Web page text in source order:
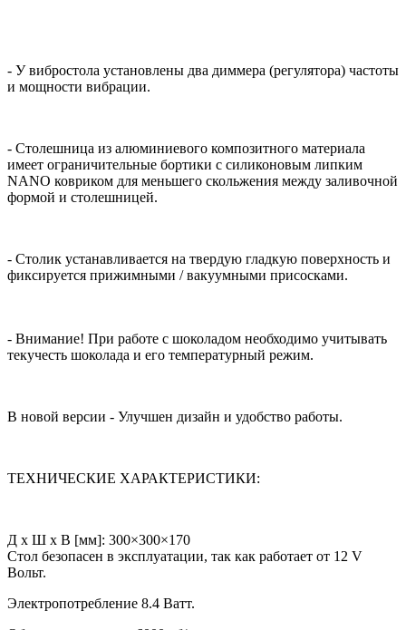
- У вибростола установлены два диммера (регулятора) частоты
и мощности вибрации.
- Столешница из алюминиевого композитного материала
имеет ограничительные бортики с силиконовым липким
NANO ковриком для меньшего скольжения между заливочной
формой и столешницей.
- Столик устанавливается на твердую гладкую поверхность и
фиксируется прижимными / вакуумными присосками.
- Внимание! При работе с шоколадом необходимо учитывать
текучесть шоколада и его температурный режим.
В новой версии - Улучшен дизайн и удобство работы.
ТЕХНИЧЕСКИЕ ХАРАКТЕРИСТИКИ:
Д х Ш х В [мм]: 300×300×170
Стол безопасен в эксплуатации, так как работает от 12 V
Вольт.
Электропотребление 8.4 Ватт.